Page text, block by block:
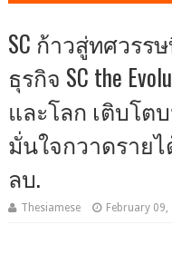
SC ก้าวสู่ทศวร
ธุรกิจ SC the
และโลก เติบโต
มั่นใจกวาดรายไ
ลบ.
Thesiamese February 09,